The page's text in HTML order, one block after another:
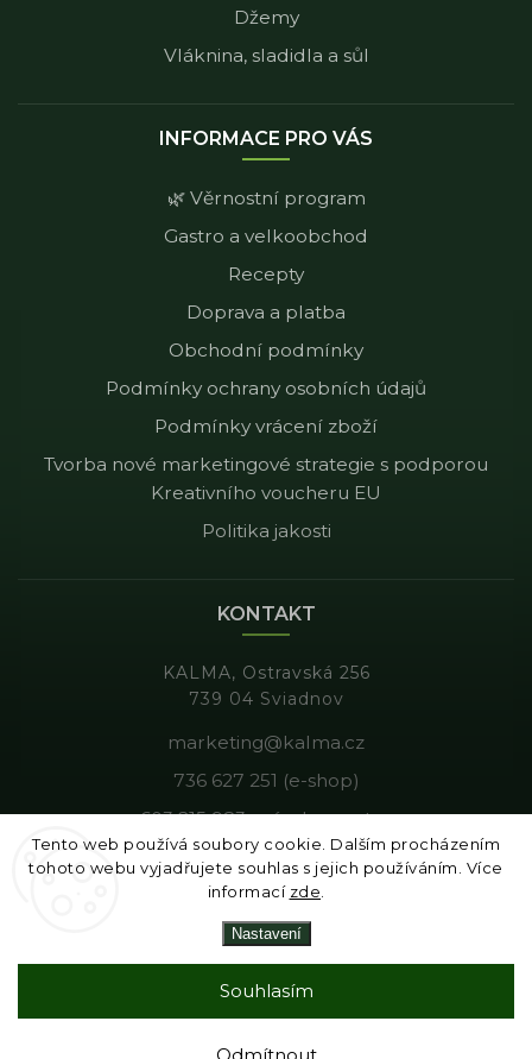
Tento web používá soubory cookie. Dalším procházením
tohoto webu vyjadřujete souhlas s jejich používáním. Více
informací zde
Nastavení
Souhlasím
Džemy
Vláknina, sladidla a sůl
INFORMACE PRO VÁS
🌿 Věrnostní program
Gastro a velkoobchod
Recepty
Doprava a platba
Obchodní podmínky
Podmínky ochrany osobních údajů
Podmínky vrácení zboží
Tvorba nové marketingové strategie s podporou
Kreativního voucheru EU
Politika jakosti
KONTAKT
KALMA, Ostravská 256
739 04 Sviadnov
marketing@kalma.cz
736 627 251 (e-shop)
603 215 983 - výroba, gastro
Copyright 2026Kalma. Všechna práva vyhrazena.
| DesignShoptak.cz